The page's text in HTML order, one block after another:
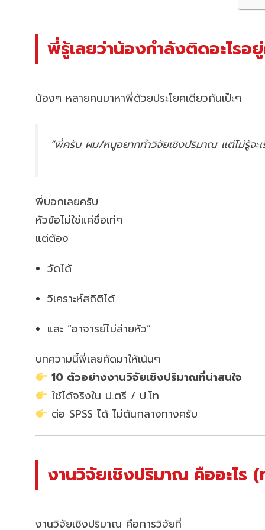
พี่รู้เลยว่าน้องกำลังติดอะไรอ
น้องๆ หลายคนมาหาพี่ด้วยประโยคเดียวกันเป๊ะๆ
“พี่ครับ ผม/หนูอยากทำวิจัยเชิงปริมาณ แต่ไม่รู้จะเ
พี่บอกเลยครับ
หัวข้อไม่ใช่แค่ชื่อเท่ๆ
แต่ต้อง
วัดได้
วิเคราะห์สถิติได้
และ “อาจารย์ไม่ส่ายหัว”
บทความนี้พี่เลยคัดมาให้เน้นๆ
10 ตัวอย่างงานวิจัยเชิงปริมาณที่น่าสนใจ
ใช้ได้จริงใน ป.ตรี / ป.โท
ต่อ SPSS ได้ ไม่ตันกลางทางครับ
งานวิจัยเชิงปริมาณ คืออะไร
งานวิจัยเชิงปริมาณ คือการวิจัยที่